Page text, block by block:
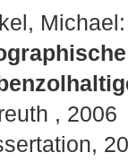
Michael:
, 2006